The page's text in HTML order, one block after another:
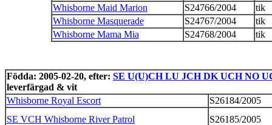
Whisborne Maid Marion
S24766/2004
tik
Whisborne Masquerade
S24767/2004
tik
Whisborne Mama Mia
S24768/2004 tik
Födda: 2005-02-20, efter: SE U(U)CH LU JCH DK UCH NO
leverfärgad & vit
Whisborne Royal Escort
S26184/2005
SE VCH Whisborne River Patrol
S26185/2005